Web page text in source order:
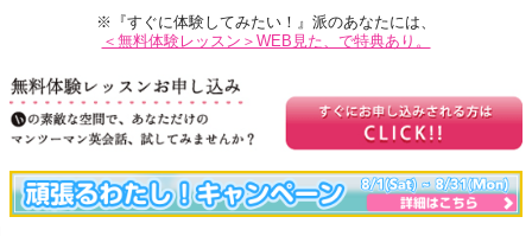
※『すぐに体験してみたい！』派のあなたには、
＜無料体験レッスン＞WEB見た、で特典あり。